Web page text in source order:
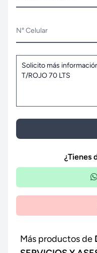
N° Celular
¿Tienes
Más productos de